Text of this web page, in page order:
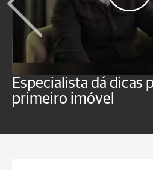
Especialista dá dicas
primeiro imóvel